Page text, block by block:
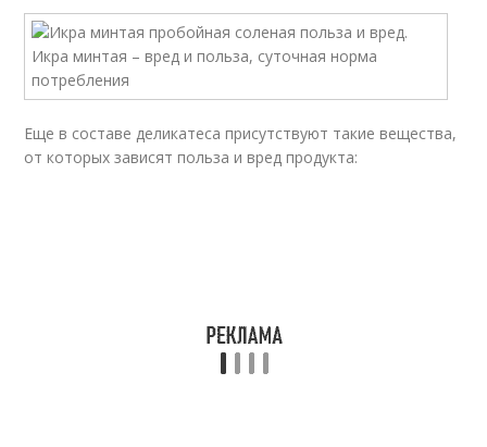
Еще в составе деликатеса присутствуют такие вещества,
от которых зависят польза и вред продукта: